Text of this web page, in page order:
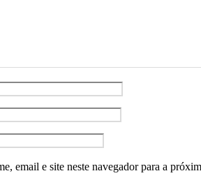
email e site neste navegador para a